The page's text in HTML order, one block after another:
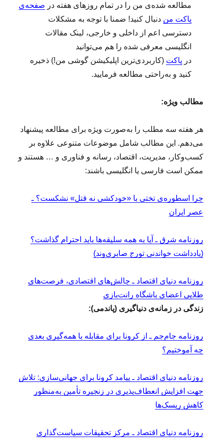
مطالعه‌ شده‌ی من را در تمام روزهای هفته در صفحه‌ی
پاکت من دنبال کنید! ضمنا با توجه به مشکلات
دسترسی اعم از داخلی و خارجی، لینک مقالات
انگلیسی معرفی شده را هم می‌توانید
در پاکت (کاربردی‌ترین اپلیکیشن گوشی من!) ذخیره
کنید و به‌راحتی مطالعه فرمایید.
مطالب ویژه:
هر هفته سه مطلب را به‌صورت ویژه برای مطالعه پیشنهاد
می‌دهم. این مطالب شامل موضوعات متنوعی علاوه بر
کسب‌وکار، مدیریت، اقتصاد، رسانه و فناوری و … هستند و
ممکن است فارسی یا انگلیسی باشند:
چرا اسطوره‌ی تختی با «خودکشی نه قتل» نشکست؟ ـ
عصر ایران
روزنامه شرق ـ آیا به همه سلیقه‌ها باید احترام گذاشت؟
(یادداشت خواندنی تورج صابری‌وند)
روزنامه دنیای اقتصاد ـ چالش‌های اقتصادی، فرصت‌های
طلایی اعضای باشگاه رانت‌‌بازی
زندگی در زمانه‌ی دنیاگیری (پاندمی):
روزنامه جام‌جم ـ از کرونا برای مقابله با همه‌گیری بعدی
چه آموختیم؟
روزنامه دنیای اقتصاد ـ پیامد کرونا برای جهانی‌سازی: تلاش
جهت افزایش انعطاف‌پذیری در زنجیره تأمین به‌منظور
کاهش ریسک‌ها
روزنامه دنیای اقتصاد ـ مرکز تحقیقات سیاست‌گذاری